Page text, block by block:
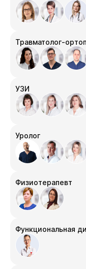
Травматолог-
УЗИ
Уролог
Физиотерапевт
Функциональная